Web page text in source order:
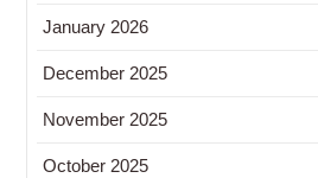
January 2026
December 2025
November 2025
October 2025